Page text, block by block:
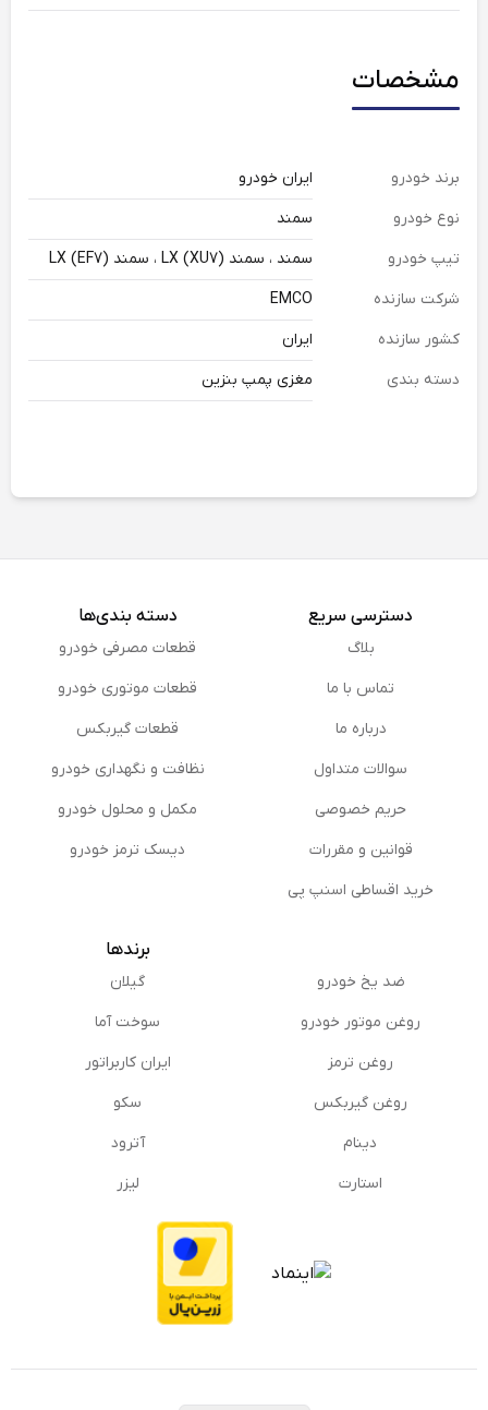
مشخصات
برند خودرو
ایران خودرو
نوع خودرو
سمند
تیپ خودرو
سمند ، سمند LX (XU7) ، سمند LX (EF7)
شرکت سازنده
EMCO
کشور سازنده
ایران
دسته بندی
مغزی پمپ بنزین
دسترسی سریع
بلاگ
تماس با ما
درباره ما
سوالات متداول
حریم خصوصی
قوانین و مقررات
خرید اقساطی اسنپ پی
دسته بندی‌ها
قطعات مصرفی خودرو
قطعات موتوری خودرو
قطعات گیربکس
نظافت و نگهداری خودرو
مكمل و محلول خودرو
دیسک ترمز خودرو
ضد یخ خودرو
روغن موتور خودرو
روغن ترمز
روغن گیربكس
دینام
استارت
برندها
گیلان
سوخت آما
ایران کاربراتور
سکو
آترود
لیزر